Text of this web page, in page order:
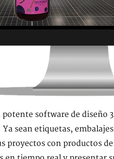
potente software de diseño
sean etiquetas,
proyectos con productos